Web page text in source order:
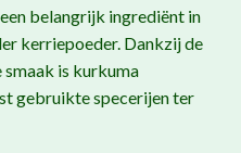
belangrijk ingrediënt in
kerriepoeder. Dankzij de
is kurkuma
gebruikte specerijen ter